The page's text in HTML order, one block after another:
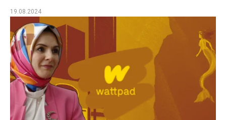
19.08.2024